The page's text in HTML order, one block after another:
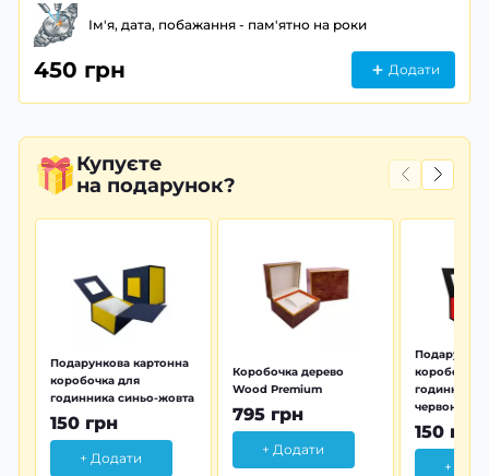
Ім'я, дата, побажання - пам'ятно на роки
450 грн Додати
Купуєте
на подарунок?
Подарункова картонна
коробочка для
годинника синьо-жовта
150 грн
+ Додати
Коробочка дерево
Wood Premium
795 грн
+ Додати
коробочка
годинника
червона
150 грн
+